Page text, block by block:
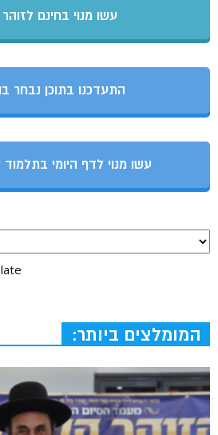
עשו מנוי בחינם
התעדכנו בתוכן נבחר
עשו מנוי לדף היומי
המומלצים ביותר: